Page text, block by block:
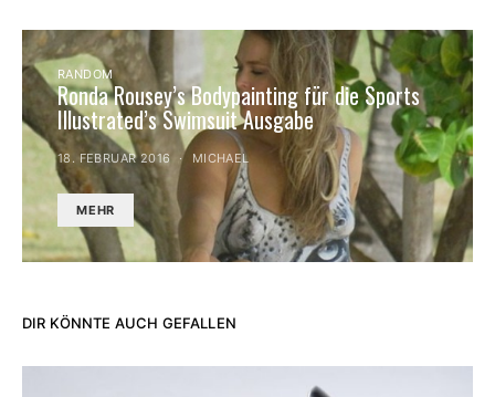
RANDOM
Ronda Rousey’s Bodypainting für die Sports
Illustrated’s Swimsuit Ausgabe
18. FEBRUAR 2016 MICHAEL
MEHR
DIR KÖNNTE AUCH GEFALLEN